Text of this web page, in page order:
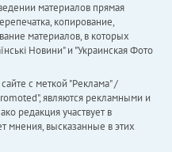
материалов прямая
копирование,
материалов, в которых
Новини" и "Украинская Фото
с меткой "Реклама" /
являются рекламными и
редакция участвует в
мнения, высказанные в этих